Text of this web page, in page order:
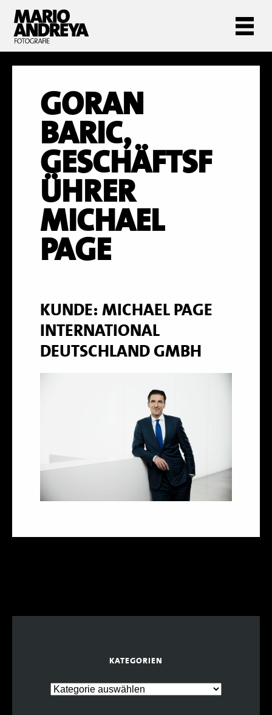
GORAN
BARIC,
GESCHÄFTSF
ÜHRER
MICHAEL
PAGE
KUNDE: MICHAEL PAGE
INTERNATIONAL
DEUTSCHLAND GMBH
KATEGORIEN